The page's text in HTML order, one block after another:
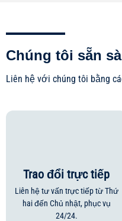
Chúng tôi sẵn
Liên hệ với chúng tôi bằng
Trao đổi trực tiếp
Liên hệ tư vấn trực tiếp từ Thứ
hai đến Chủ nhật, phục vụ
24/24.